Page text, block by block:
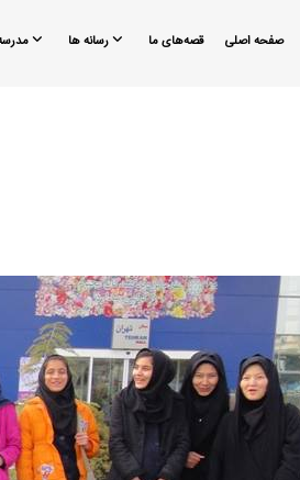
صفحه اصلی قصه‌های ما رسانه ها